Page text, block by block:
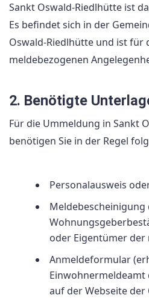
Sankt Oswald-Riedlhütte ist
Es befindet sich in der
Oswald-Riedlhütte und ist für
meldebezogenen
2. Benötigte
Für die Ummeldung in Sankt
benötigen Sie in der Regel
Personalausweis
Meldebescheinigung
oder Eigentümer der
Anmeldeformular
auf der Webseite der